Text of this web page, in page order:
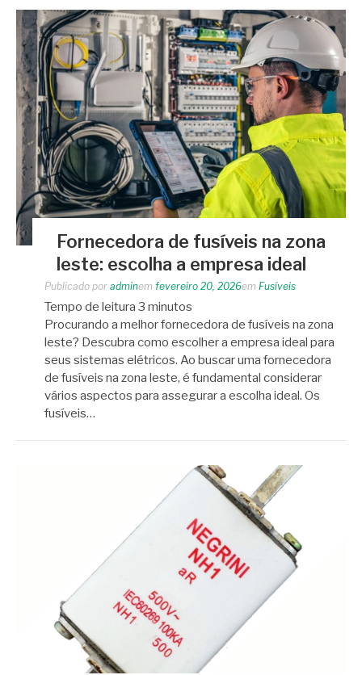
Fornecedora de fusíveis na zona
leste: escolha a empresa ideal
Publicado por adminem fevereiro 20, 2026em Fusíveis
Tempo de leitura 3 minutos
Procurando a melhor fornecedora de fusíveis na zona
leste? Descubra como escolher a empresa ideal para
seus sistemas elétricos. Ao buscar uma fornecedora
de fusíveis na zona leste, é fundamental considerar
vários aspectos para assegurar a escolha ideal. Os
fusíveis…